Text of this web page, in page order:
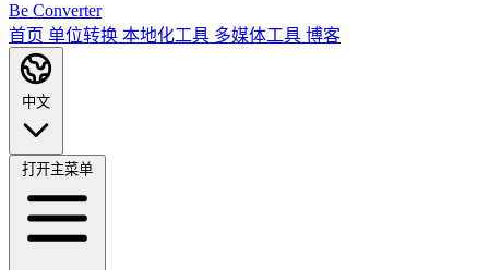
Be Converter
首页 单位转换 本地化工具 多媒体工具 博客
中文
打开主菜单